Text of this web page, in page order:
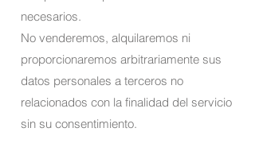
necesarios.
No venderemos, alquilaremos ni
proporcionaremos arbitrariamente sus
datos personales a terceros no
relacionados con la finalidad del servicio
sin su consentimiento.